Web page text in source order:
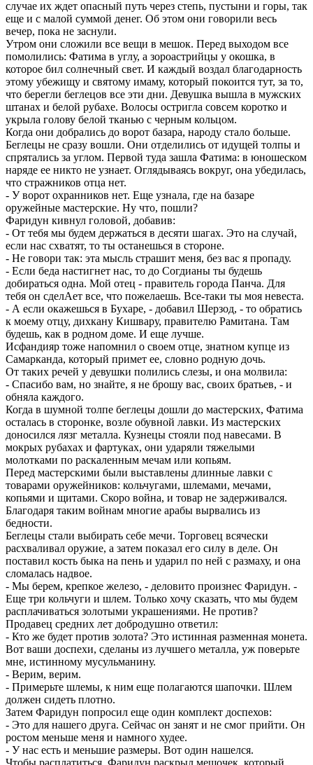
случае их ждет опасный путь через степь, пустыни и горы, так
еще и с малой суммой денег. Об этом они говорили весь
вечер, пока не заснули.
Утром они сложили все вещи в мешок. Перед выходом все
помолились: Фатима в углу, а зороастрийцы у окошка, в
которое бил солнечный свет. И каждый воздал благодарность
этому убежищу и святому имаму, который покоится тут, за то,
что берегли беглецов все эти дни. Девушка вышла в мужских
штанах и белой рубахе. Волосы остригла совсем коротко и
укрыла голову белой тканью с черным кольцом.
Когда они добрались до ворот базара, народу стало больше.
Беглецы не сразу вошли. Они отделились от идущей толпы и
спрятались за углом. Первой туда зашла Фатима: в юношеском
наряде ее никто не узнает. Оглядываясь вокруг, она убедилась,
что стражников отца нет.
- У ворот охранников нет. Еще узнала, где на базаре
оружейные мастерские. Ну что, пошли?
Фаридун кивнул головой, добавив:
- От тебя мы будем держаться в десяти шагах. Это на случай,
если нас схватят, то ты останешься в стороне.
- Не говори так: эта мысль страшит меня, без вас я пропаду.
- Если беда настигнет нас, то до Согдианы ты будешь
добираться одна. Мой отец - правитель города Панча. Для
тебя он сделАет все, что пожелаешь. Все-таки ты моя невеста.
- А если окажешься в Бухаре, - добавил Шерзод, - то обратись
к моему отцу, дихкану Кишвару, правителю Рамитана. Там
будешь, как в родном доме. И еще лучше.
Исфандияр тоже напомнил о своем отце, знатном купце из
Самарканда, который примет ее, словно родную дочь.
От таких речей у девушки полились слезы, и она молвила:
- Спасибо вам, но знайте, я не брошу вас, своих братьев, - и
обняла каждого.
Когда в шумной толпе беглецы дошли до мастерских, Фатима
осталась в сторонке, возле обувной лавки. Из мастерских
доносился лязг металла. Кузнецы стояли под навесами. В
мокрых рубахах и фартуках, они ударяли тяжелыми
молотками по раскаленным мечам или копьям.
Перед мастерскими были выставлены длинные лавки с
товарами оружейников: кольчугами, шлемами, мечами,
копьями и щитами. Скоро война, и товар не задерживался.
Благодаря таким войнам многие арабы вырвались из
бедности.
Беглецы стали выбирать себе мечи. Торговец всячески
расхваливал оружие, а затем показал его силу в деле. Он
поставил кость быка на пень и ударил по ней с размаху, и она
сломалась надвое.
- Мы берем, крепкое железо, - деловито произнес Фаридун. -
Еще три кольчуги и шлем. Только хочу сказать, что мы будем
расплачиваться золотыми украшениями. Не против?
Продавец средних лет добродушно ответил:
- Кто же будет против золота? Это истинная разменная монета.
Вот ваши доспехи, сделаны из лучшего металла, уж поверьте
мне, истинному мусульманину.
- Верим, верим.
- Примерьте шлемы, к ним еще полагаются шапочки. Шлем
должен сидеть плотно.
Затем Фаридун попросил еще один комплект доспехов:
- Это для нашего друга. Сейчас он занят и не смог прийти. Он
ростом меньше меня и намного худее.
- У нас есть и меньшие размеры. Вот один нашелся.
Чтобы расплатиться, Фаридун раскрыл мешочек, который